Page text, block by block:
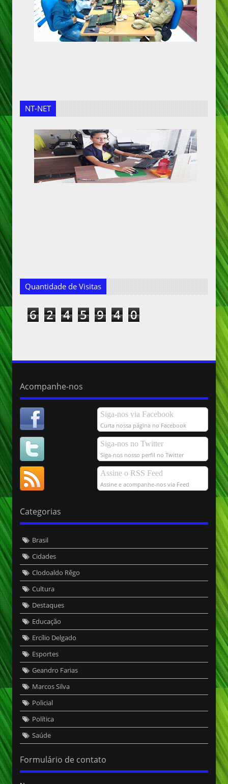
NT-NET
Quantidade de Visitas
6 2 4 5 9 4 0
Acompanhe-nos
Siga-nos via Facebook
Curta nossa página no Facebook
Siga-nos no Twitter
Siga-nos nosso perfil no Twitter
Assine o RSS Feed
Assine e acompanhe-nos via Feed
Categorias
Brasil
Cidades
Clodoaldo Rêgo
Cultura
Destaques
Educação
Ercílio Delgado
Esportes
Geandro Farias
Marcos Silva
Policial
Política
Saúde
Formulário de contato